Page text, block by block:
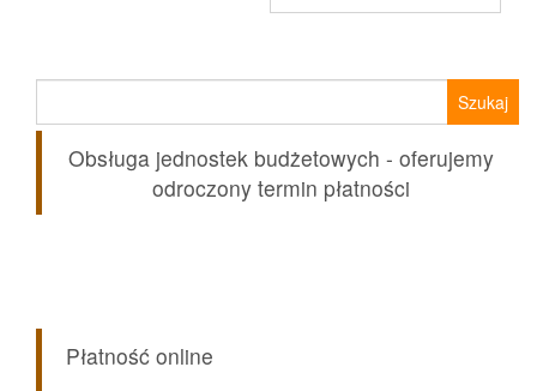
Obsługa jednostek budżetowych - oferujemy
odroczony termin płatności
Płatność online